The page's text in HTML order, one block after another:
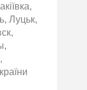
Луцьк,